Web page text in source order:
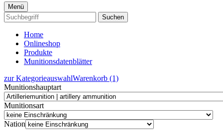
Menü
Suchen
Home
Onlineshop
Produkte
Munitionsdatenblätter
zur KategorieauswahlWarenkorb (1)
Munitionshauptart
Munitionsart
Nation